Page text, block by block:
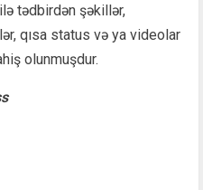
tədbirdən şəkillər,
qısa status və ya videolar
olunmuşdur.